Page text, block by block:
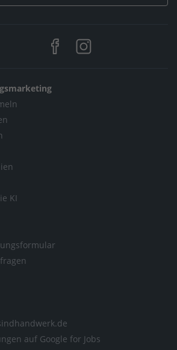
KI
auf Google for Jobs